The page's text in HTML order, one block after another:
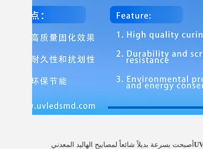
أصبحت بسرعة بديلاً شائعاً لمصابيح الهاليد المعدني